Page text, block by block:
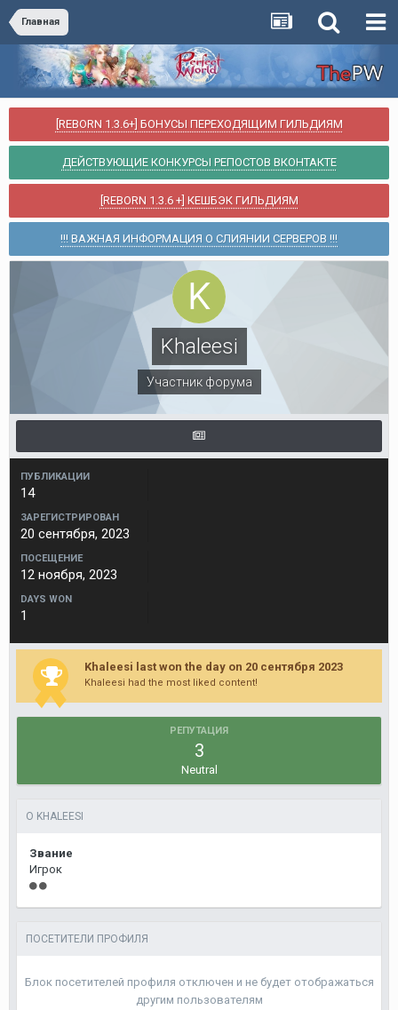
Главная
[REBORN 1.3.6+] БОНУСЫ ПЕРЕХОДЯЩИМ ГИЛЬДИЯМ
ДЕЙСТВУЮЩИЕ КОНКУРСЫ РЕПОСТОВ ВКОНТАКТЕ
[REBORN 1.3.6 +] КЕШБЭК ГИЛЬДИЯМ
!!! ВАЖНАЯ ИНФОРМАЦИЯ О СЛИЯНИИ СЕРВЕРОВ !!!
Khaleesi
Участник форума
ПУБЛИКАЦИИ
14
ЗАРЕГИСТРИРОВАН
20 сентября, 2023
ПОСЕЩЕНИЕ
12 ноября, 2023
DAYS WON
1
Khaleesi last won the day on 20 сентября 2023
Khaleesi had the most liked content!
РЕПУТАЦИЯ
3
Neutral
О KHALEESI
Звание
Игрок
ПОСЕТИТЕЛИ ПРОФИЛЯ
Блок посетителей профиля отключен и не будет отображаться
другим пользователям